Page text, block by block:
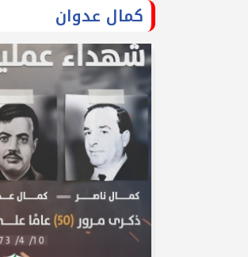
تيار
بمناسبة
كوادر
تيار
جرحى
وفد من
تيار
لتكريم
تيار
كمال عدوان